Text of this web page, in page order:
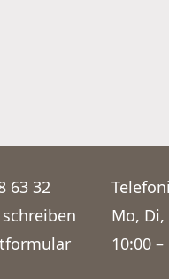
63 32
Mo, Di,
10:00